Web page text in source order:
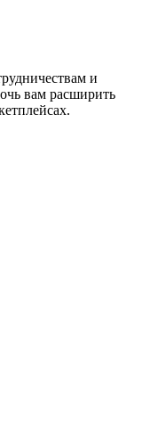
и
вам расширить